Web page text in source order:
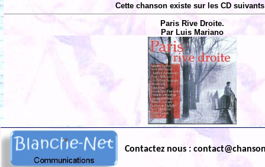
Cette chanson existe sur les CD
Paris Rive Droite.
Par Luis Mariano
Contactez nous :